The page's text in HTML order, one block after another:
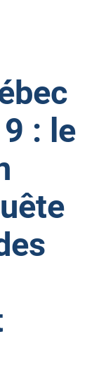
: le